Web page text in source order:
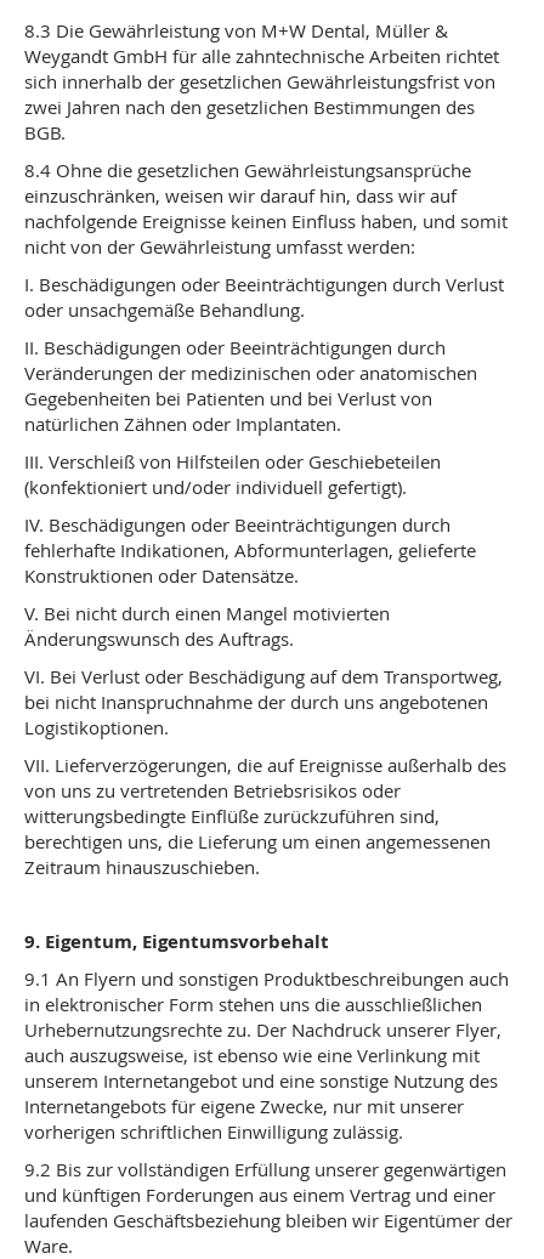
8.3 Die Gewährleistung von M+W Dental, Müller &
Weygandt GmbH für alle zahntechnische Arbeiten richtet
sich innerhalb der gesetzlichen Gewährleistungsfrist von
zwei Jahren nach den gesetzlichen Bestimmungen des
BGB.
8.4 Ohne die gesetzlichen Gewährleistungsansprüche
einzuschränken, weisen wir darauf hin, dass wir auf
nachfolgende Ereignisse keinen Einfluss haben, und somit
nicht von der Gewährleistung umfasst werden:
I. Beschädigungen oder Beeinträchtigungen durch Verlust
oder unsachgemäße Behandlung.
II. Beschädigungen oder Beeinträchtigungen durch
Veränderungen der medizinischen oder anatomischen
Gegebenheiten bei Patienten und bei Verlust von
natürlichen Zähnen oder Implantaten.
III. Verschleiß von Hilfsteilen oder Geschiebeteilen
(konfektioniert und/oder individuell gefertigt).
IV. Beschädigungen oder Beeinträchtigungen durch
fehlerhafte Indikationen, Abformunterlagen, gelieferte
Konstruktionen oder Datensätze.
V. Bei nicht durch einen Mangel motivierten
Änderungswunsch des Auftrags.
VI. Bei Verlust oder Beschädigung auf dem Transportweg,
bei nicht Inanspruchnahme der durch uns angebotenen
Logistikoptionen.
VII. Lieferverzögerungen, die auf Ereignisse außerhalb des
von uns zu vertretenden Betriebsrisikos oder
witterungsbedingte Einflüße zurückzuführen sind,
berechtigen uns, die Lieferung um einen angemessenen
Zeitraum hinauszuschieben.
9. Eigentum, Eigentumsvorbehalt
9.1 An Flyern und sonstigen Produktbeschreibungen auch
in elektronischer Form stehen uns die ausschließlichen
Urhebernutzungsrechte zu. Der Nachdruck unserer Flyer,
auch auszugsweise, ist ebenso wie eine Verlinkung mit
unserem Internetangebot und eine sonstige Nutzung des
Internetangebots für eigene Zwecke, nur mit unserer
vorherigen schriftlichen Einwilligung zulässig.
9.2 Bis zur vollständigen Erfüllung unserer gegenwärtigen
und künftigen Forderungen aus einem Vertrag und einer
laufenden Geschäftsbeziehung bleiben wir Eigentümer der
Ware.